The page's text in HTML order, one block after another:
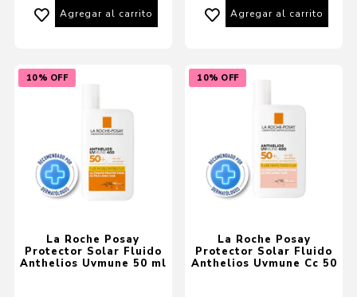
Agregar al carrito Agregar al carrito
10% OFF
La Roche Posay
Protector Solar Fluido
Anthelios Uvmune 50 ml
10% OFF
La Roche Posay
Protector Solar Fluido
Anthelios Uvmune Cc 50